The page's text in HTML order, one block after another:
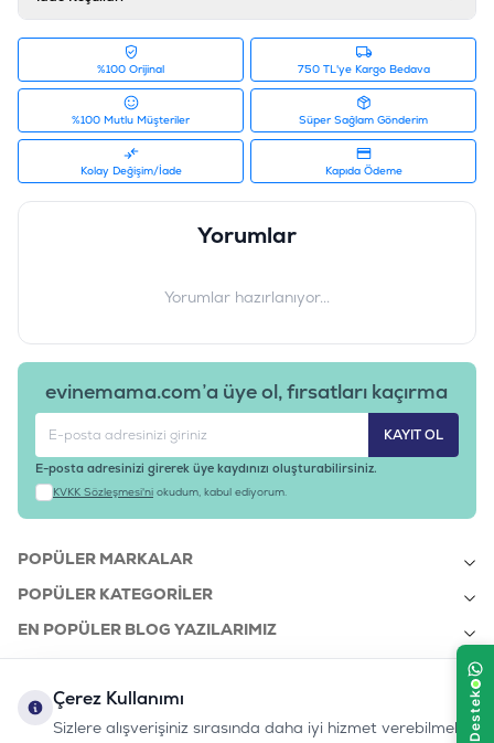
Barkod
Tedarikçi Ürün Kodu
: 19049899
%100 Orijinal 750 TL'ye Kargo Bedava
%100 Mutlu Müşteriler Süper Sağlam Gönderim
Kolay Değişim/İade Kapıda Ödeme
Yorumlar
Yorumlar hazırlanıyor...
evinemama.com’a üye ol, fırsatları kaçırma
KAYIT OL
E-posta adresinizi girerek üye kaydınızı oluşturabilirsiniz.
KVKK Sözleşmesi'ni okudum, kabul ediyorum.
POPÜLER MARKALAR
POPÜLER KATEGORILER
EN POPÜLER BLOG YAZILARIMIZ
KURUMSAL
Çerez Kullanımı
Sizlere alışverişiniz sırasında daha iyi hizmet verebilmek